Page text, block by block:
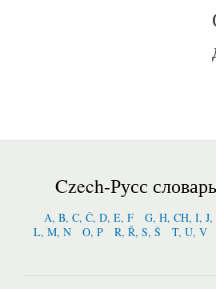
Czech-Русс словарь
A, B, C, Č, D, E, F
G, H, CH, I,
L, M, N
O, P R, Ř, S, Š T, U, V